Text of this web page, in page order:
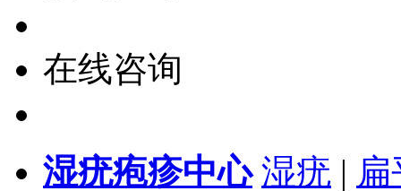
在线咨询
湿疣疱疹中心 湿疣 |